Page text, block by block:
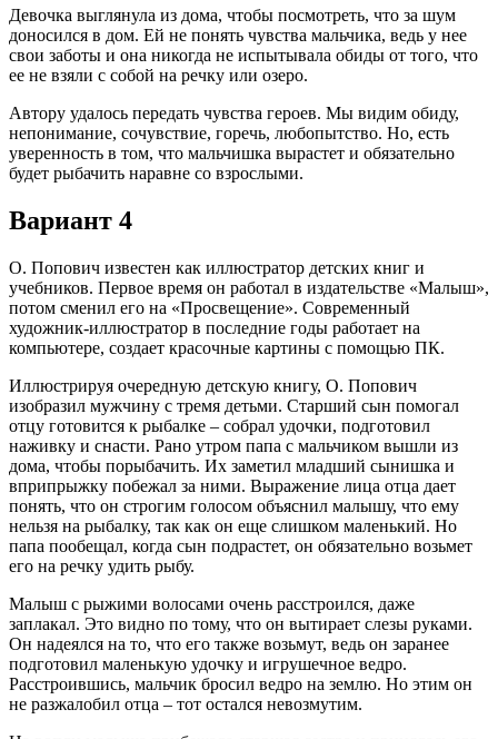
Девочка выглянула из дома, чтобы посмотреть, что за шум
доносился в дом. Ей не понять чувства мальчика, ведь у нее
свои заботы и она никогда не испытывала обиды от того, что
ее не взяли с собой на речку или озеро.
Автору удалось передать чувства героев. Мы видим обиду,
непонимание, сочувствие, горечь, любопытство. Но, есть
уверенность в том, что мальчишка вырастет и обязательно
будет рыбачить наравне со взрослыми.
Вариант 4
О. Попович известен как иллюстратор детских книг и
учебников. Первое время он работал в издательстве «Малыш»,
потом сменил его на «Просвещение». Современный
художник-иллюстратор в последние годы работает на
компьютере, создает красочные картины с помощью ПК.
Иллюстрируя очередную детскую книгу, О. Попович
изобразил мужчину с тремя детьми. Старший сын помогал
отцу готовится к рыбалке – собрал удочки, подготовил
наживку и снасти. Рано утром папа с мальчиком вышли из
дома, чтобы порыбачить. Их заметил младший сынишка и
вприпрыжку побежал за ними. Выражение лица отца дает
понять, что он строгим голосом объяснил малышу, что ему
нельзя на рыбалку, так как он еще слишком маленький. Но
папа пообещал, когда сын подрастет, он обязательно возьмет
его на речку удить рыбу.
Малыш с рыжими волосами очень расстроился, даже
заплакал. Это видно по тому, что он вытирает слезы руками.
Он надеялся на то, что его также возьмут, ведь он заранее
подготовил маленькую удочку и игрушечное ведро.
Расстроившись, мальчик бросил ведро на землю. Но этим он
не разжалобил отца – тот остался невозмутим.